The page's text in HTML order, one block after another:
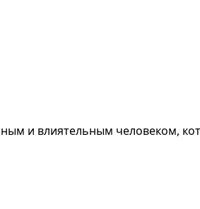
и влиятельным человеком,